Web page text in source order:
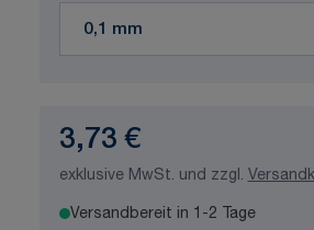
3,73 €
exklusive MwSt. und zzgl.
Versandbereit in 1-2 Tage